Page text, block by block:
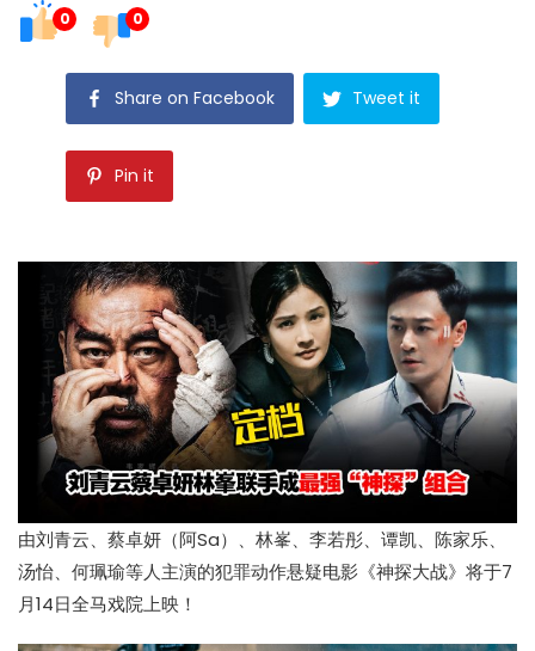
0 0
Share on Facebook Tweet it
Pin it
由刘青云、蔡卓妍（阿Sa）、林峯、李若彤、谭凯、陈家乐、
汤怡、何珮瑜等人主演的犯罪动作悬疑电影《神探大战》将于7
月14日全马戏院上映！